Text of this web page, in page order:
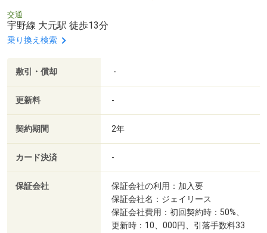
交通
宇野線 大元駅 徒歩13分
乗り換え検索
敷引・償却 -
更新料 -
契約期間 2年
カード決済 -
保証会社
保証会社の利用：加入要
保証会社名：ジェイリース
保証会社費用：初回契約時：50%、
更新時：10、000円、引落手数料33